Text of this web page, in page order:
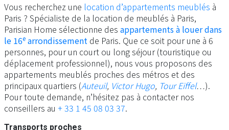
Vous recherchez une location d’appartements meublés à
Paris ? Spécialiste de la location de meublés à Paris,
Parisian Home sélectionne des appartements à louer dans
le 16e arrondissement de Paris. Que ce soit pour une à 6
personnes, pour un court ou long séjour (touristique ou
déplacement professionnel), nous vous proposons des
appartements meublés proches des métros et des
principaux quartiers (Auteuil, Victor Hugo, Tour Eiffel…).
Pour toute demande, n’hésitez pas à contacter nos
conseillers au + 33 1 45 08 03 37.
Transports proches